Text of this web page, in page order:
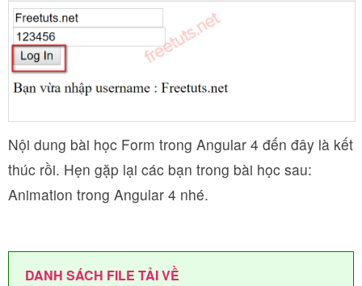
Nội dung bài học Form trong Angular 4 đến đây là kết
thúc rồi. Hẹn gặp lại các bạn trong bài học sau:
Animation trong Angular 4 nhé.
DANH SÁCH FILE TẢI VỀ